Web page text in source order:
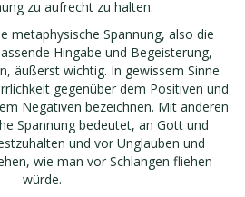
zu aufrecht zu halten.
metaphysische Spannung, also die
Hingabe und Begeisterung,
äußerst wichtig. In gewissem Sinne
gegenüber dem Positiven und
Negativen bezeichnen. Mit anderen
Spannung bedeutet, an Gott und
und vor Unglauben und
wie man vor Schlangen fliehen
würde.